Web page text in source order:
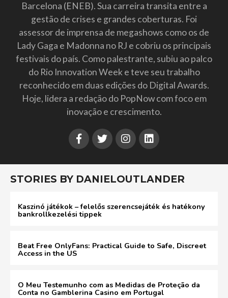
Barcelona (ENEB). Sua carreira transita entre a
gestão de crises e grandes coberturas. Foi
assessor de imprensa de megashows como os de
Lady Gaga e Madonna no RJ e cobriu os principais
festivais do país. Como palestrante, subiu ao palco
do Rio Innovation Week e teve seu trabalho
reconhecido em duas edições do Digital Awards.
Hoje, lidera a redação do PopNow com foco em
inovação e crescimento.
STORIES BY DANIELOUTLANDER
Kaszinó játékok – felelős szerencsejáték és hatékony
bankrollkezelési tippek
Beat Free OnlyFans: Practical Guide to Safe, Discreet
Access in the US
O Meu Testemunho com as Medidas de Proteção da
Conta no Gamblerina Casino em Portugal